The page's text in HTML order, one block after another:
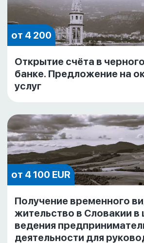
от 4 200
Открытие счёта в
банке. Предложение на
услуг
от 4 100 EUR
Получение временного
жительство в Словакии в
ведения
деятельности для